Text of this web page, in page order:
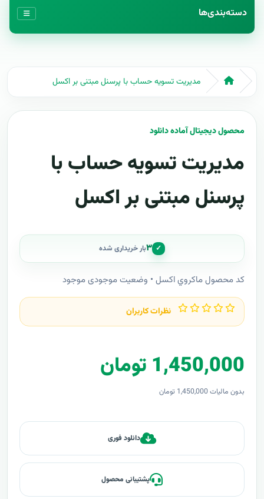
دسته‌بندی‌ها
مدیریت تسویه حساب با پرسنل مبتنی بر اکسل
محصول دیجیتال آماده دانلود
مدیریت تسویه حساب با
پرسنل مبتنی بر اکسل
✓ ۳بار خریداری شده
کد محصول ماکروي اکسل • وضعیت موجودی موجود
نظرات کاربران
1,450,000 تومان
بدون مالیات 1,450,000 تومان
دانلود فوری
پشتیبانی محصول